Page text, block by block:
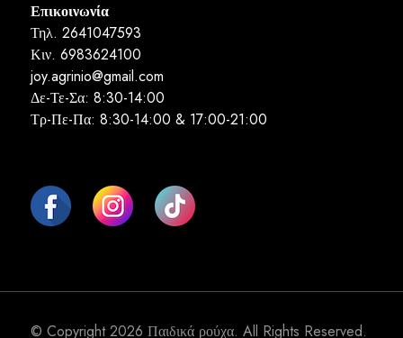
Επικοινωνία
Τηλ. 2641047593
Κιν. 6983624100
joy.agrinio@gmail.com
Δε-Τε-Σα: 8:30-14:00
Τρ-Πε-Πα: 8:30-14:00 & 17:00-21:00
© Copyright 2026 Παιδικά ρούχα. All Rights Reserved.